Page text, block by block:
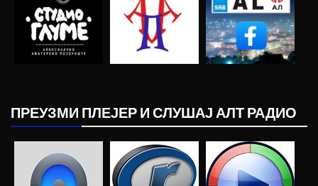
ПРЕУЗМИ ПЛЕЈЕР И СЛУШАЈ АЛТ РАДИО